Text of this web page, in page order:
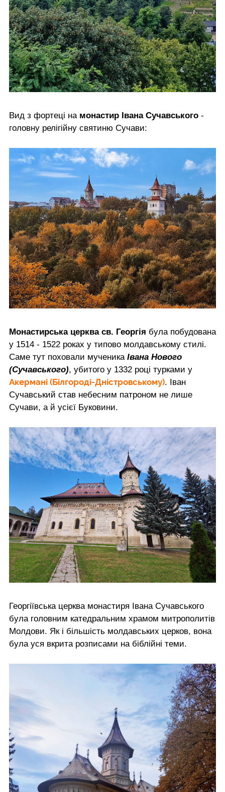
Вид з фортеці на монастир Івана Сучавського -
головну релігійну святиню Сучави:
Монастирська церква св. Георгія була побудована
у 1514 - 1522 роках у типово молдавському стилі.
Саме тут поховали мученика Івана Нового
(Сучавського), убитого у 1332 році турками у
Акермані (Білгороді-Дністровському). Іван
Сучавський став небесним патроном не лише
Сучави, а й усієї Буковини.
Георгіївська церква монастиря Івана Сучавського
була головним катедральним храмом митрополитів
Молдови. Як і більшість молдавських церков, вона
була уся вкрита розписами на біблійні теми.